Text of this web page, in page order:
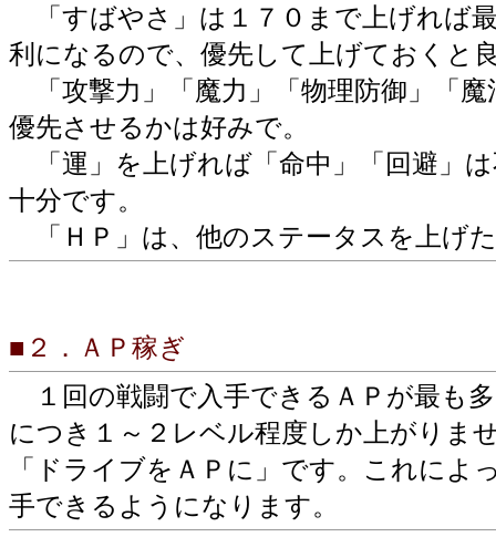
「すばやさ」は１７０まで上げれば
利になるので、優先して上げておくと
「攻撃力」「魔力」「物理防御」「
優先させるかは好みで。
「運」を上げれば「命中」「回避」
十分です。
「ＨＰ」は、他のステータスを上げ
■２．ＡＰ稼ぎ
１回の戦闘で入手できるＡＰが最も
につき１～２レベル程度しか上がりま
「ドライブをＡＰに」です。これによ
手できるようになります。